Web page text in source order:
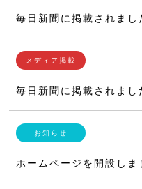
毎日新聞に掲載されまし
毎日新聞に掲載されまし
ホームページを開設しま